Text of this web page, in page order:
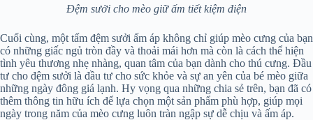
Đệm sưởi cho mèo giữ ấm tiết kiệm điện
Cuối cùng, một tấm đệm sưởi ấm áp không chỉ giúp mèo cưng của bạn
có những giấc ngủ tròn đầy và thoải mái hơn mà còn là cách thể hiện
tình yêu thương nhẹ nhàng, quan tâm của bạn dành cho thú cưng. Đầu
tư cho đệm sưởi là đầu tư cho sức khỏe và sự an yên của bé mèo giữa
những ngày đông giá lạnh. Hy vọng qua những chia sẻ trên, bạn đã có
thêm thông tin hữu ích để lựa chọn một sản phẩm phù hợp, giúp mọi
ngày trong năm của mèo cưng luôn tràn ngập sự dễ chịu và ấm áp.